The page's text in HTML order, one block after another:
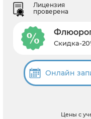
Лицензия
проверена
Скидка-
Онлайн
Цены с